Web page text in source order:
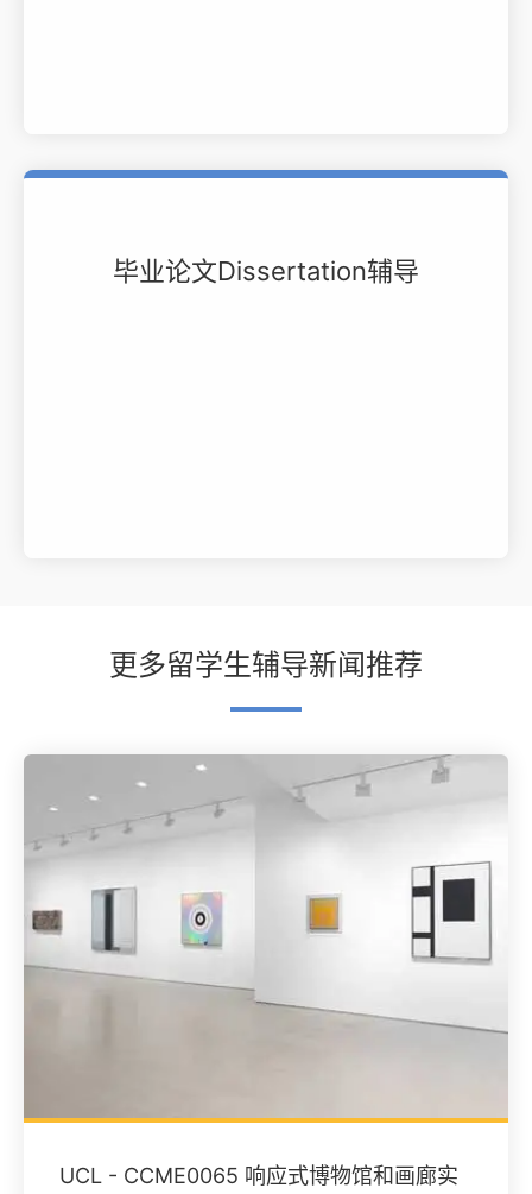
毕业论文Dissertation辅导
更多留学生辅导新闻推荐
UCL - CCME0065 响应式博物馆和画廊实